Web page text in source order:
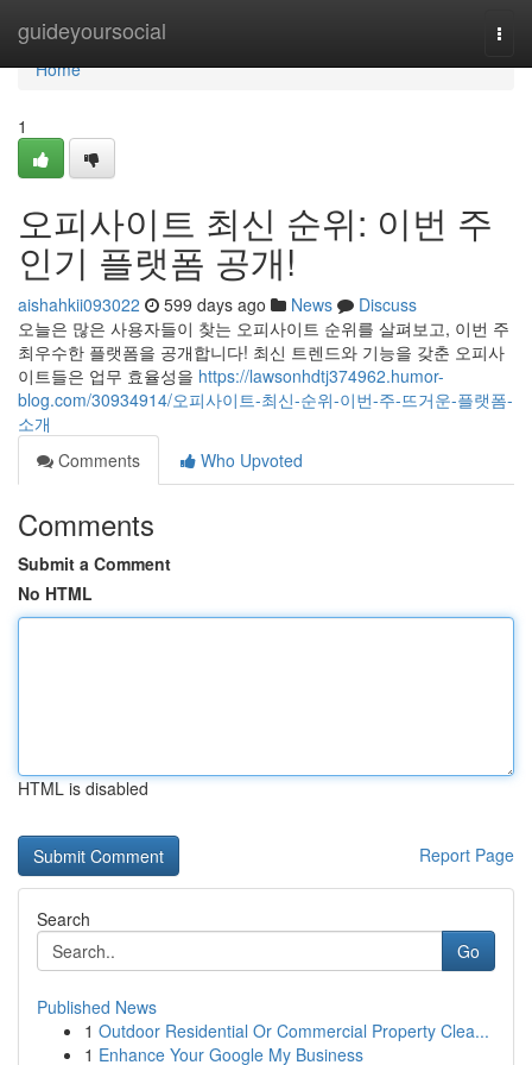
guideyoursocial
Home
Home
1
오피사이트 최신 순위: 이번 주
인기 플랫폼 공개!
aishahkii093022 599 days ago News
Discuss
오늘은 많은 사용자들이 찾는 오피사이트 순위를 살펴보고, 이번 주
최우수한 플랫폼을 공개합니다! 최신 트렌드와 기능을 갖춘 오피사
이트들은 업무 효율성을 https://lawsonhdtj374962.humor-
blog.com/30934914/오피사이트-최신-순위-이번-주-뜨거운-플랫폼-
소개
Comments
Who Upvoted
Comments
Submit a Comment
No HTML
HTML is disabled
Report Page
Search
Go
Published News
1 Outdoor Residential Or Commercial Property Clea...
1 Enhance Your Google My Business